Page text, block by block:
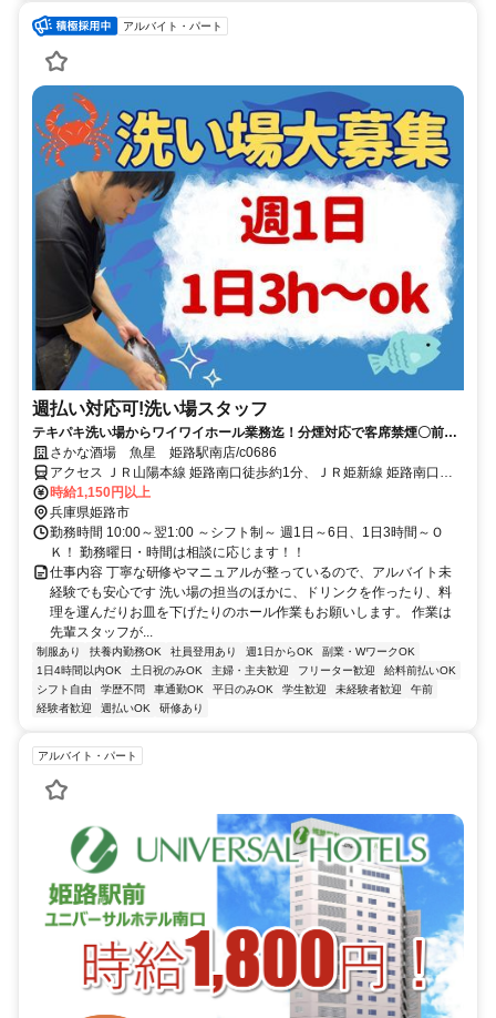
アルバイト・パート
週払い対応可!洗い場スタッフ
テキパキ洗い場からワイワイホール業務迄！分煙対応で客席禁煙〇前払
い・週払い・食事補助
さかな酒場 魚星 姫路駅南店/c0686
アクセス ＪＲ山陽本線 姫路南口徒歩約1分、ＪＲ姫新線 姫路南口徒
歩約1分、ＪＲ山陽新幹線/ＪＲ東海道新幹線 姫路南口徒歩約1分 姫路
駅より徒歩1分★車通勤可/駐車場有
時給1,150円以上
兵庫県姫路市
勤務時間 10:00～翌1:00 ～シフト制～ 週1日～6日、1日3時間～Ｏ
Ｋ！ 勤務曜日・時間は相談に応じます！！
仕事内容 丁寧な研修やマニュアルが整っているので、アルバイト未
経験でも安心です 洗い場の担当のほかに、ドリンクを作ったり、料
理を運んだりお皿を下げたりのホール作業もお願いします。 作業は
先輩スタッフが...
制服あり 扶養内勤務OK 社員登用あり 週1日からOK
副業・WワークOK
1日4時間以内OK
土日祝のみOK 主婦・主夫歓迎 フリーター歓迎
給料前払いOK
シフト自由
学歴不問 車通勤OK 平日のみOK 学生歓迎 未経験者歓迎
午前
経験者歓迎
週払いOK 研修あり
アルバイト・パート